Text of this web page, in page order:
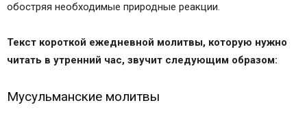
обостряя необходимые природные реакции.
Текст короткой ежедневной молитвы, которую нужно
читать в утренний час, звучит следующим образом:
Мусульманские молитвы